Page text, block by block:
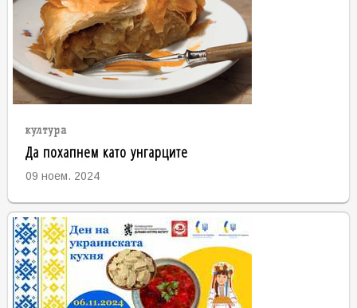
култура
Да похапнем като унгарците
09 ноем. 2024